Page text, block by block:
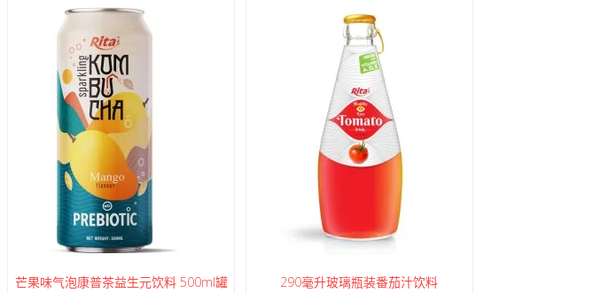
芒果味气泡康普茶益生元饮料 500ml罐 290毫升玻璃瓶装番茄汁饮料